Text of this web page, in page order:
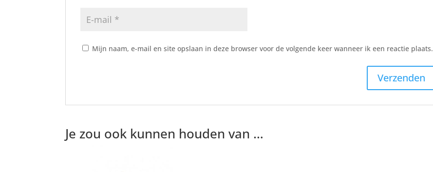
Mijn naam, e-mail en site opslaan in deze browser voor de volgende keer wanneer ik een reactie plaats.
Je zou ook kunnen houden van …